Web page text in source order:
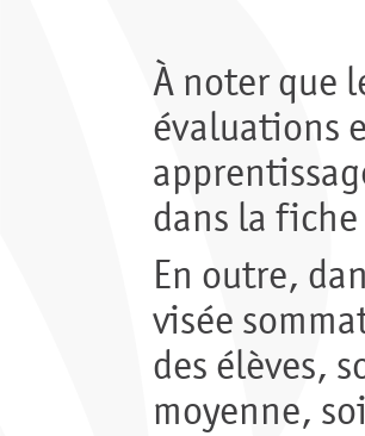
À noter que
évaluations
dans la fiche
En outre,
visée
des élèves,
moyenne,